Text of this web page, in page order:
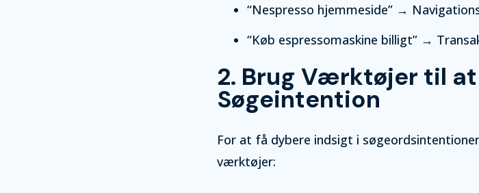
“Nespresso hjemmeside” →
“Køb espressomaskine billigt” →
2. Brug Værktøjer til
Søgeintention
For at få dybere indsigt i
værktøjer: